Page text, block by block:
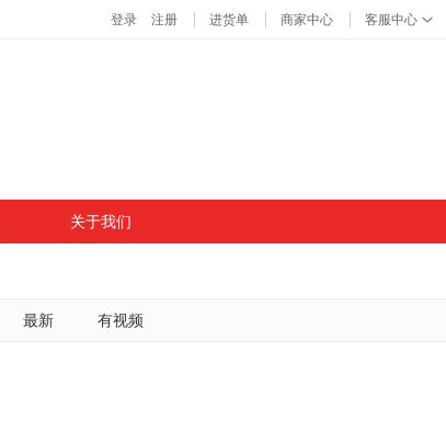
关于我们
最新 有视频